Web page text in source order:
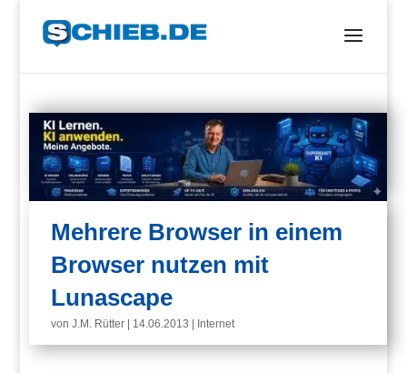
Mehrere Browser in einem
Browser nutzen mit
Lunascape
vonJ.M. Rütter 14.06.2013 Internet